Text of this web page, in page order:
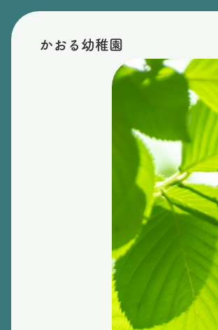
かおる幼稚園